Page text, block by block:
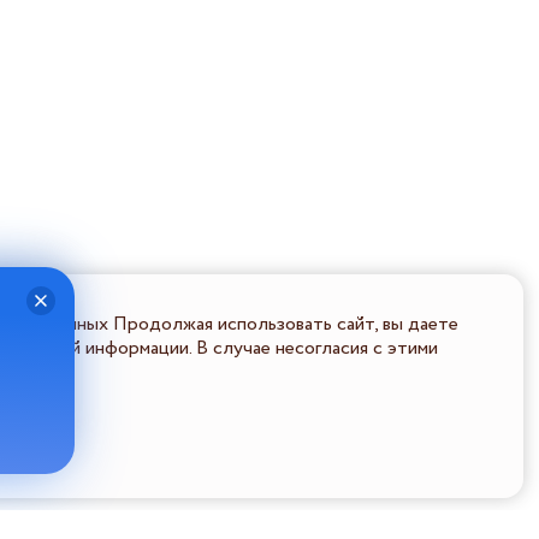
данных Продолжая использовать сайт, вы даете
информации. В случае несогласия с этими